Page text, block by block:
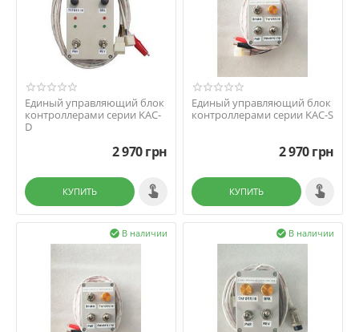
Единый управляющий блок
контроллерами серии KAC-
D
2 970грн
КУПИТЬ
Единый управляющий блок
контроллерами серии KAC-S
2 970грн
КУПИТЬ
В наличии
 В наличии
